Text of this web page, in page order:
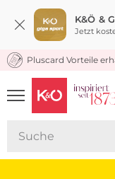
K&Ö &
Jetzt
Pluscard Vorteile
UNSERE APP
CLICK &